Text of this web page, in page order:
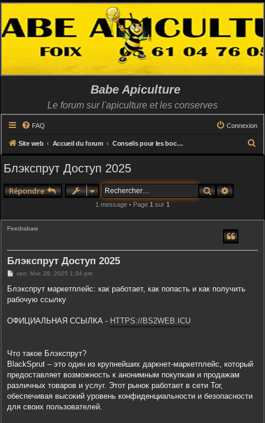
Babe Apiculture
Le forum sur l'apiculture et les conserves
FAQ Connexion
Site web Accueil du forum Conseils pour les bocaux (utilisation capsules, catégories, recettes etc..)
e
Блэкспрут Доступ 2025
Répondre Rechercher
1 message • Page 1 sur 1
Feedrabaw
Блэкспрут Доступ 2025
M
s
a
ven. févr. 28, 2025 1:34 pm
Блэкспрут маркетплейс: как работает, как попасть и как получить
рабочую ссылку
ОФИЦИАЛЬНАЯ ССЫЛКА - HTTPS://BS2WEB.ICU
Что такое Блэкспрут?
BlackSprut – это один из крупнейших даркнет-маркетплейс, который
предоставляет возможность к анонимным покупкам и продажам
различных товаров и услуг. Этот рынок работает в сети Tor,
обеспечивая высокий уровень конфиденциальности и безопасности
для своих пользователей.